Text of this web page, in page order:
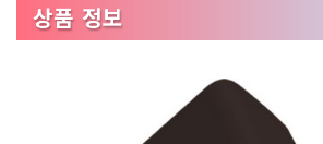
상품 정보